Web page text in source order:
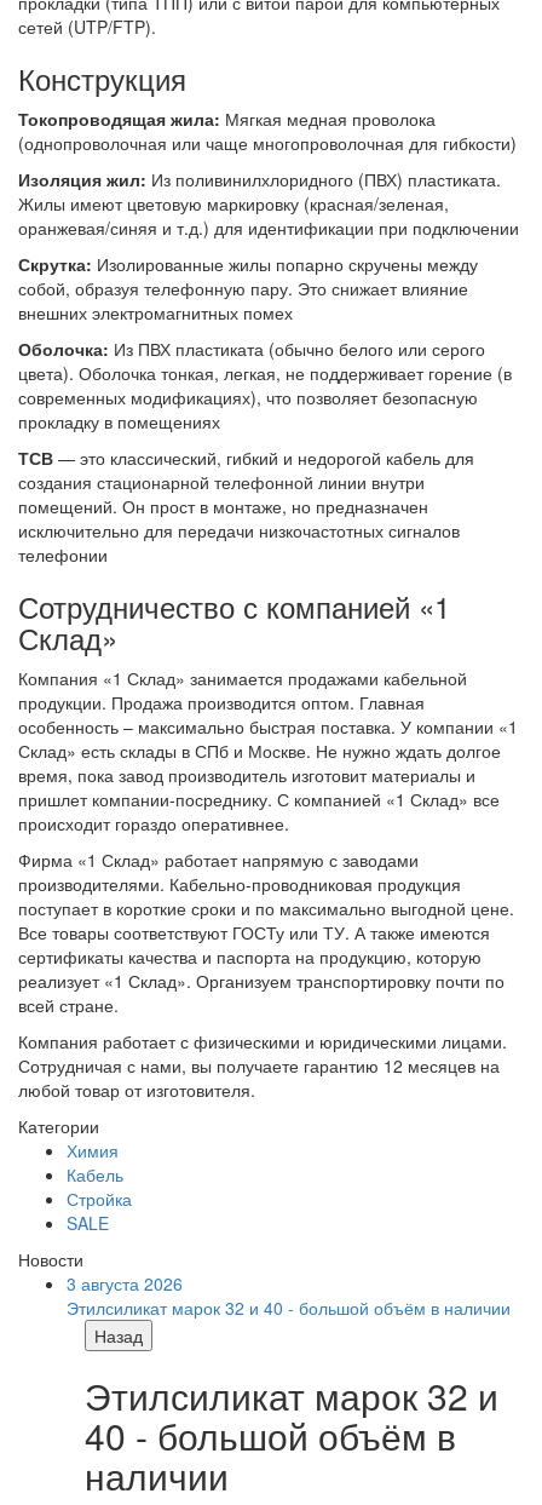
сетей (UTP/FTP).
Конструкция
Токопроводящая жила: Мягкая медная проволока
(однопроволочная или чаще многопроволочная для гибкости)
Изоляция жил: Из поливинилхлоридного (ПВХ) пластиката.
Жилы имеют цветовую маркировку (красная/зеленая,
оранжевая/синяя и т.д.) для идентификации при подключении
Скрутка: Изолированные жилы попарно скручены между
собой, образуя телефонную пару. Это снижает влияние
внешних электромагнитных помех
Оболочка: Из ПВХ пластиката (обычно белого или серого
цвета). Оболочка тонкая, легкая, не поддерживает горение (в
современных модификациях), что позволяет безопасную
прокладку в помещениях
ТСВ — это классический, гибкий и недорогой кабель для
создания стационарной телефонной линии внутри
помещений. Он прост в монтаже, но предназначен
исключительно для передачи низкочастотных сигналов
телефонии
Сотрудничество с компанией «1
Склад»
Компания «1 Склад» занимается продажами кабельной
продукции. Продажа производится оптом. Главная
особенность – максимально быстрая поставка. У компании «1
Склад» есть склады в СПб и Москве. Не нужно ждать долгое
время, пока завод производитель изготовит материалы и
пришлет компании-посреднику. С компанией «1 Склад» все
происходит гораздо оперативнее.
Фирма «1 Склад» работает напрямую с заводами
производителями. Кабельно-проводниковая продукция
поступает в короткие сроки и по максимально выгодной цене.
Все товары соответствуют ГОСТу или ТУ. А также имеются
сертификаты качества и паспорта на продукцию, которую
реализует «1 Склад». Организуем транспортировку почти по
всей стране.
Компания работает с физическими и юридическими лицами.
Сотрудничая с нами, вы получаете гарантию 12 месяцев на
любой товар от изготовителя.
Категории
Химия
Кабель
Стройка
SALE
Новости
3 августа 2026
Этилсиликат марок 32 и 40 - большой объём в наличии
Назад
Этилсиликат марок 32 и
40 - большой объём в
наличии